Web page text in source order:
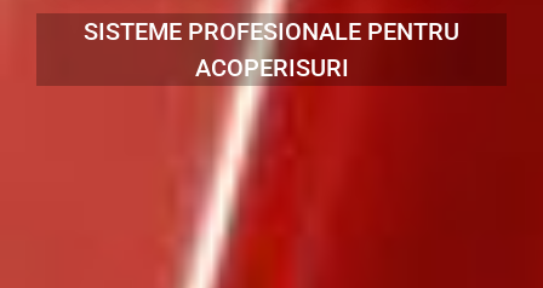
SISTEME PROFESIONALE PENTRU
ACOPERISURI